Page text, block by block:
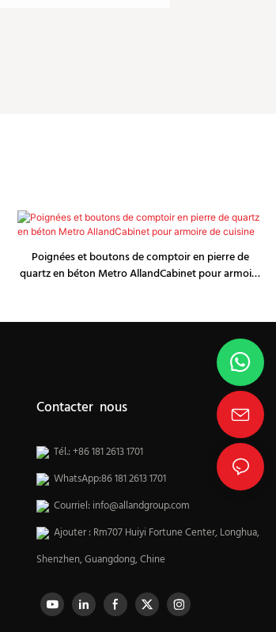
Poignées et boutons de comptoir en pierre de
quartz en béton Metro AllandCabinet pour armoire
Contacter nous
Tél.: +86 181 2613 1701
WhatsApp:86 181 2613 1701
Courriel: info@allandgroup.com
Ajouter : Rm707 Huiyi Fortune Center, Longhua,
Shenzhen, Guangdong, Chine